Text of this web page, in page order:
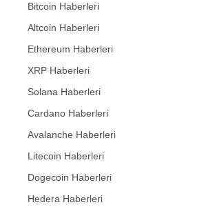
Bitcoin Haberleri
Altcoin Haberleri
Ethereum Haberleri
XRP Haberleri
Solana Haberleri
Cardano Haberleri
Avalanche Haberleri
Litecoin Haberleri
Dogecoin Haberleri
Hedera Haberleri